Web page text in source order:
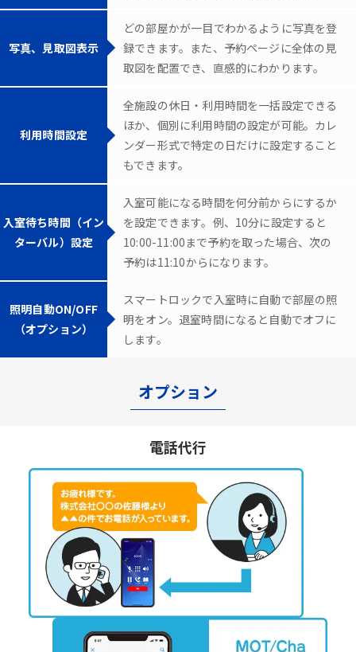
写真、見取図表示
どの部屋かが一目でわかるように写真を登
録できます。また、予約ページに全体の見
取図を配置でき、直感的にわかります。
利用時間設定
全施設の休日・利用時間を一括設定できる
ほか、個別に利用時間の設定が可能。カレ
ンダー形式で特定の日だけに設定すること
もできます。
入室待ち時間（イン
ターバル）設定
入室可能になる時間を何分前からにするか
を設定できます。例、10分に設定すると
10:00-11:00まで予約を取った場合、次の
予約は11:10からになります。
照明自動ON/OFF
（オプション）
スマートロックで入室時に自動で部屋の照
明をオン。退室時間になると自動でオフに
します。
オプション
電話代行